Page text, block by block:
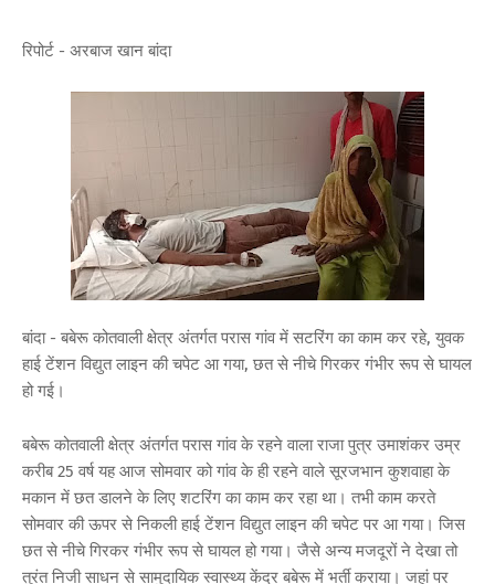
रिपोर्ट - अरबाज खान बांदा
बांदा - बबेरू कोतवाली क्षेत्र अंतर्गत परास गांव में सटरिंग का काम कर रहे, युवक
हाई टेंशन विद्युत लाइन की चपेट आ गया, छत से नीचे गिरकर गंभीर रूप से घायल
हो गई।
बबेरू कोतवाली क्षेत्र अंतर्गत परास गांव के रहने वाला राजा पुत्र उमाशंकर उम्र
करीब 25 वर्ष यह आज सोमवार को गांव के ही रहने वाले सूरजभान कुशवाहा के
मकान में छत डालने के लिए शटरिंग का काम कर रहा था। तभी काम करते
सोमवार की ऊपर से निकली हाई टेंशन विद्युत लाइन की चपेट पर आ गया। जिस
छत से नीचे गिरकर गंभीर रूप से घायल हो गया। जैसे अन्य मजदूरों ने देखा तो
तुरंत निजी साधन से सामुदायिक स्वास्थ्य केंद्र बबेरू में भर्ती कराया। जहां पर